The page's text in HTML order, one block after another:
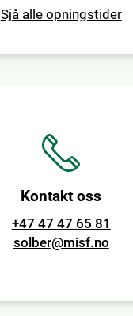
Sjå alle opningstider
Kontakt oss
+47 47 47 65 81
solber@misf.no